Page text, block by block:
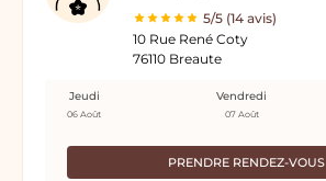
5/5 (14 avis)
10 Rue René Coty
76110 Breaute
PRENDRE RENDEZ-VOUS
Jeudi
06 Août
Vendredi
07 Août